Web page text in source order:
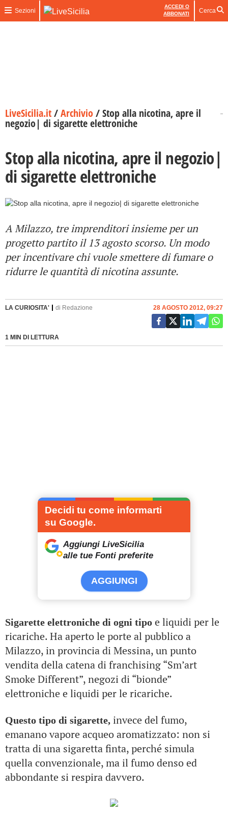
Sezioni
ACCEDI O
ABBONATI
Cerca
LiveSicilia.it/Archivio/Stop alla nicotina, apre il
negozio| di sigarette elettroniche
Stop alla nicotina, apre il negozio|
di sigarette elettroniche
A Milazzo, tre imprenditori insieme per un
progetto partito il 13 agosto scorso. Un modo
per incentivare chi vuole smettere di fumare o
ridurre le quantità di nicotina assunte.
LA CURIOSITA' di Redazione
1 MIN DI LETTURA
28 AGOSTO 2012, 09:27
Decidi tu come informarti
su Google.
Aggiungi LiveSicilia
alle tue Fonti preferite
AGGIUNGI
Sigarette elettroniche di ogni tipo e liquidi per le
ricariche. Ha aperto le porte al pubblico a
Milazzo, in provincia di Messina, un punto
vendita della catena di franchising “Sm’art
Smoke Different”, negozi di “bionde”
elettroniche e liquidi per le ricariche.
Questo tipo di sigarette, invece del fumo,
emanano vapore acqueo aromatizzato: non si
tratta di una sigaretta finta, perché simula
quella convenzionale, ma il fumo denso ed
abbondante si respira davvero.